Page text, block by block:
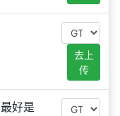
去上
传
最好是